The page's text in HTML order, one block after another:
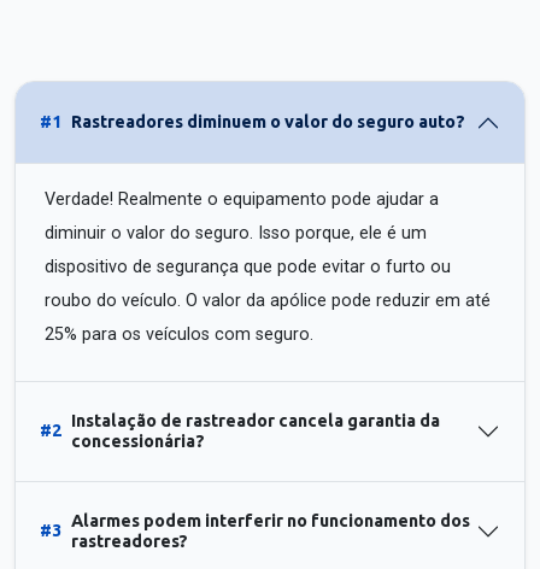
#1 Rastreadores diminuem o valor do seguro auto?
Verdade! Realmente o equipamento pode ajudar a
diminuir o valor do seguro. Isso porque, ele é um
dispositivo de segurança que pode evitar o furto ou
roubo do veículo. O valor da apólice pode reduzir em até
25% para os veículos com seguro.
#2
Instalação de rastreador cancela garantia da
concessionária?
#3
Alarmes podem interferir no funcionamento dos
rastreadores?